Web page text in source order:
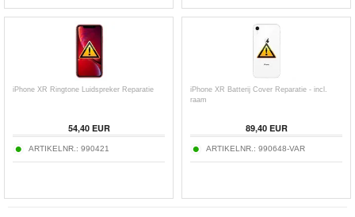
iPhone XR Ringtone Luidspreker Reparatie
54,40 EUR
ARTIKELNR.: 990421
iPhone XR Batterij Cover Reparatie - incl.
raam
89,40 EUR
ARTIKELNR.: 990648-VAR